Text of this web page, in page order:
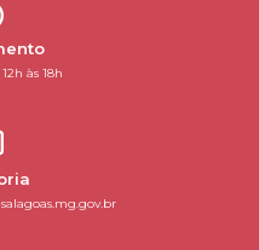
às 18h